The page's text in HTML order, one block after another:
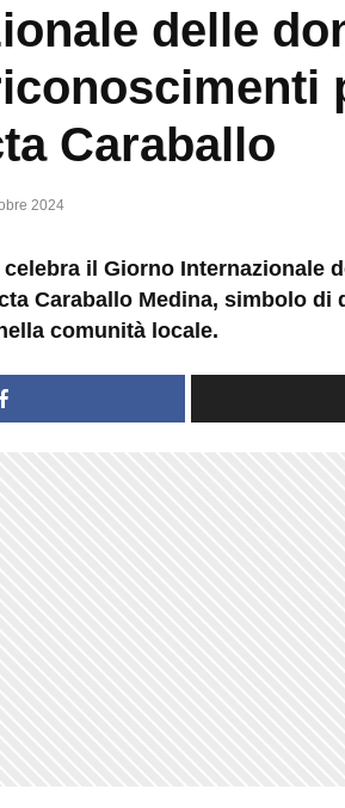
delle
Caraballo
2024
il Giorno Internazionale
Caraballo Medina, simbolo di
comunità locale.